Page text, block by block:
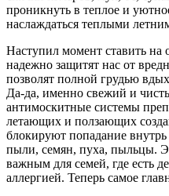
проникнуть в теплое и
наслаждаться теплыми
Наступил момент ставить на
надежно защитят нас от
позволят полной грудью
Да-да, именно свежий и
антимоскитные системы
летающих и ползающих
блокируют попадание
пыли, семян, пуха, пыльцы.
важным для семей, где есть
аллергией. Теперь самое